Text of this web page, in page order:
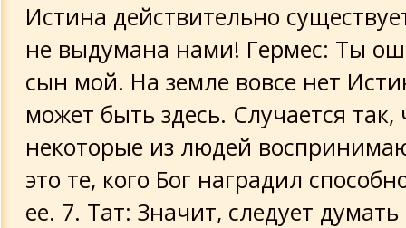
Истина действительно
не выдумана нами! Гермес: Ты
сын мой. На земле вовсе нет
может быть здесь. Случается так,
некоторые из людей
это те, кого Бог наградил
ее. 7. Тат: Значит, следует